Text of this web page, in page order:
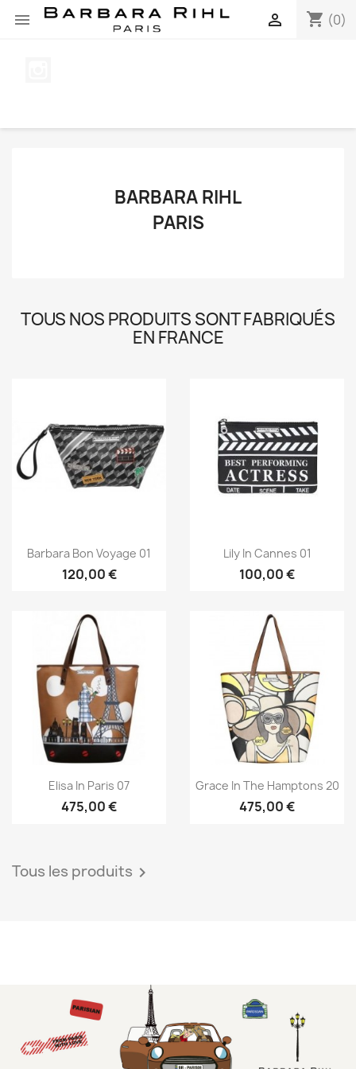
 shopping_cart (0)

BARBARA RIHL
PARIS
TOUS NOS PRODUITS SONT FABRIQUÉS
EN FRANCE
Aperçu rapide
Barbara Bon Voyage 01
120,00 €
Aperçu rapide
Lily In Cannes 01
100,00 €
Aperçu rapide
Elisa In Paris 07
475,00 €
 Aperçu rapide
Grace In The Hamptons 20
475,00 €
Tous les produits 